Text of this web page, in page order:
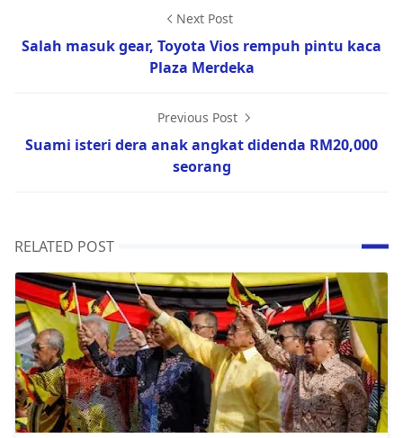
Next Post
Salah masuk gear, Toyota Vios rempuh pintu kaca
Plaza Merdeka
Previous Post
Suami isteri dera anak angkat didenda RM20,000
seorang
RELATED POST